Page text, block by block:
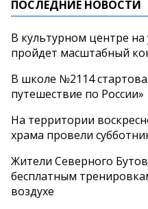
ПОСЛЕДНИЕ НОВОСТИ
В культурном центре на
пройдет масштабный
В школе №2114
путешествие по России»
На территории
храма провели
Жители Северного
бесплатным
воздухе